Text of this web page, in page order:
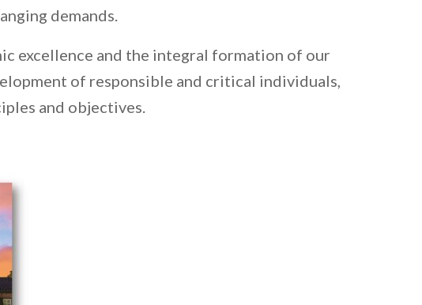
demands.
excellence and the integral formation of our
of responsible and critical individuals,
and objectives.